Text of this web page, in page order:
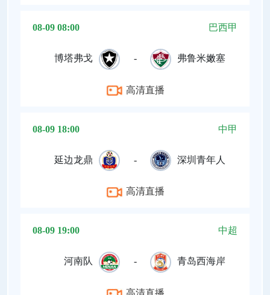
08-09 08:00 巴西甲
博塔弗戈 - 弗鲁米嫩塞
高清直播
08-09 18:00 中甲
延边龙鼎 - 深圳青年人
高清直播
08-09 19:00 中超
河南队 - 青岛西海岸